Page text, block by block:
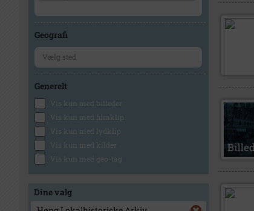
Geografi
Generelt
Vis kun med billeder
Vis kun med filmklip
Vis kun med lydklip
Vis kun med kilder
Vis kun med geo-tag
Dine valg